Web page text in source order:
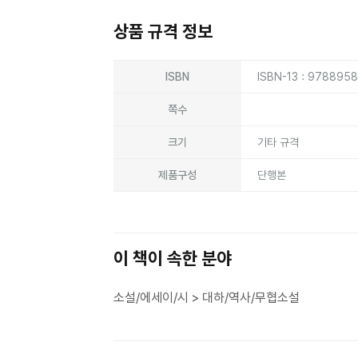
상품 규격 정보
ISBN ISBN-13 :
쪽수
크기 기타 규격
제품구성 단행본
이 책이 속한 분야
소설/에세이/시 > 대하/역사/무협소설